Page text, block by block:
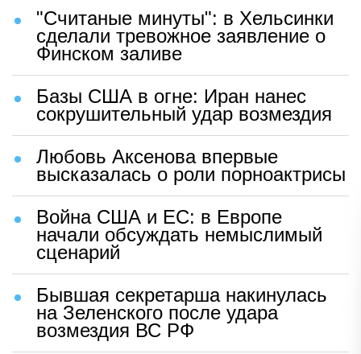
"Считаные минуты": в Хельсинки
сделали тревожное заявление о
Финском заливе
Базы США в огне: Иран нанес
сокрушительный удар возмездия
Любовь Аксенова впервые
высказалась о роли порноактрисы
Война США и ЕС: в Европе
начали обсуждать немыслимый
сценарий
Бывшая секретарша накинулась
на Зеленского после удара
возмездия ВС РФ